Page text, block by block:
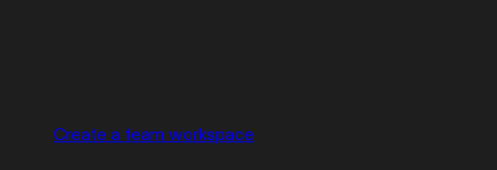
Create a team workspace